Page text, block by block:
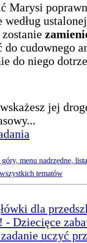
Marysi
według
cudownego
do niego
jej
tematów
dla
- Dziecięce
uczyć